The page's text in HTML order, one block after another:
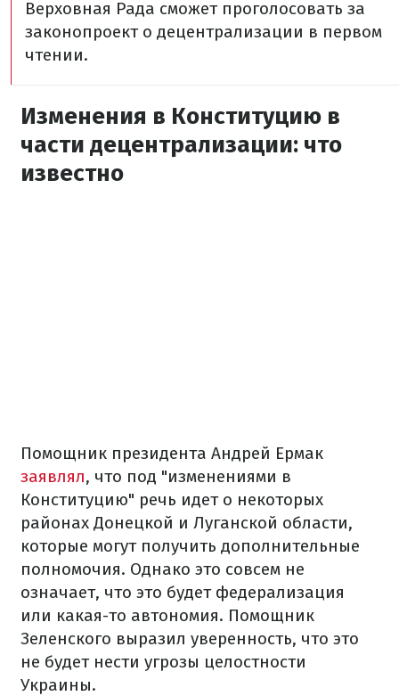
Верховная Рада сможет проголосовать за
законопроект о децентрализации в первом
чтении.
Изменения в Конституцию в
части децентрализации: что
известно
Помощник президента Андрей Ермак
заявлял, что под "изменениями в
Конституцию" речь идет о некоторых
районах Донецкой и Луганской области,
которые могут получить дополнительные
полномочия. Однако это совсем не
означает, что это будет федерализация
или какая-то автономия. Помощник
Зеленского выразил уверенность, что это
не будет нести угрозы целостности
Украины.